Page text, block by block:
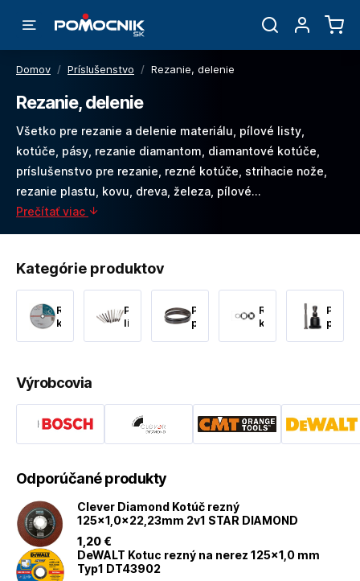
Domov / Príslušenstvo / Rezanie, delenie
Rezanie, delenie
Všetko pre rezanie a delenie materiálu, pílové listy,
kotúče, pásy, rezanie diamantom, diamantové kotúče,
príslušenstvo pre rezanie, rezné kotúče, strihacie nože,
rezanie plastu, kovu, dreva, železa, pílové…
Prečítať viac
Kategórie produktov
Rezné
kotúče
Pílové
listy
Pílové
pásy
Redukcie,
kľúče,sady
pre
Výrobcovia
Odporúčané produkty
Clever Diamond Kotúč rezný
125x1,0x22,23mm 2v1 STAR DIAMOND
1 ,20 €
DeWALT Kotuc rezný na nerez 125x1,0 mm
Typ1 DT43902